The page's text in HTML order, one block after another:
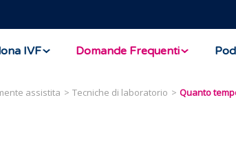
IVF Domande Frequenti
assistita Tecniche di laboratorio